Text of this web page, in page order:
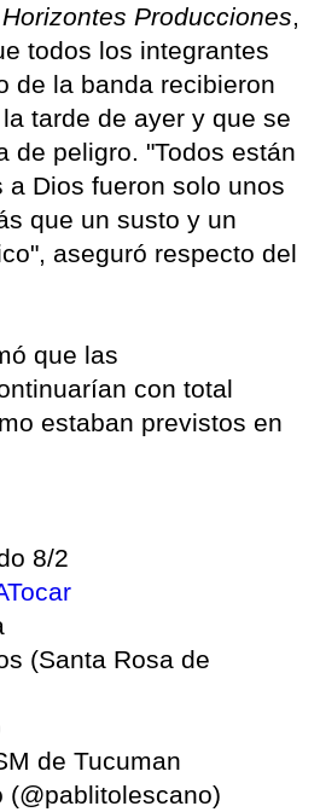
Horizontes Producciones
todos los integrantes
de la banda recibieron
tarde de ayer y que se
de peligro. "Todos están
a Dios fueron solo unos
que un susto y un
aseguró respecto del
que las
con total
estaban previstos en
8/2
(Santa Rosa de
de Tucuman